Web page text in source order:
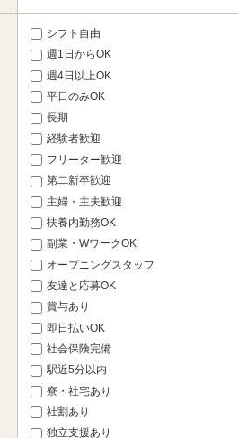
シフト自由
週1日からOK
週4日以上OK
平日のみOK
長期
経験者歓迎
フリーター歓迎
第二新卒歓迎
主婦・主夫歓迎
扶養内勤務OK
副業・WワークOK
オープニングスタッフ
友達と応募OK
賞与あり
即日払いOK
社会保険完備
駅近5分以内
寮・社宅あり
社割あり
独立支援あり